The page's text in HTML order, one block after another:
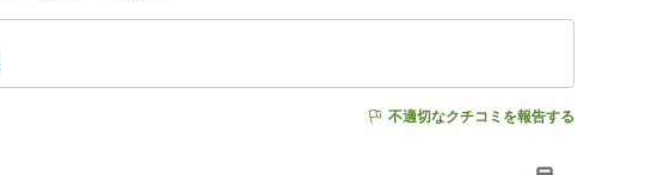
不適切なクチコミを報告する